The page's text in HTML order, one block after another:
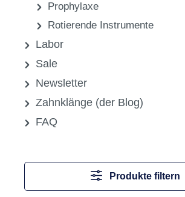
Prophylaxe
Rotierende Instrumente
Labor
Sale
Newsletter
Zahnklänge (der Blog)
FAQ
Produkte filtern